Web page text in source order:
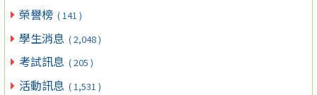
榮譽榜 ( 141 )
學生消息 ( 2,048 )
考試訊息 ( 205 )
活動訊息 ( 1,531 )